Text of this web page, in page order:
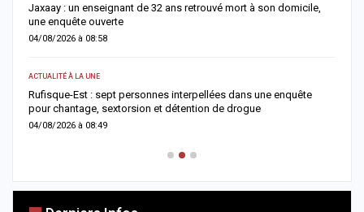
Jaxaay : un enseignant de 32 ans retrouvé mort à son domicile,
une enquête ouverte
04/08/2026 à 08:58
ACTUALITÉ À LA UNE
Rufisque-Est : sept personnes interpellées dans une enquête
pour chantage, sextorsion et détention de drogue
04/08/2026 à 08:49